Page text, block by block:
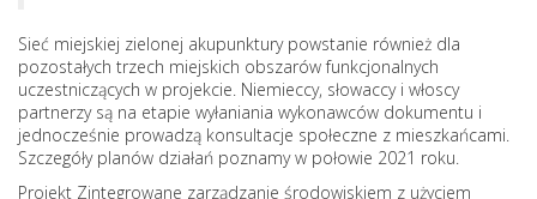
Sieć miejskiej zielonej akupunktury powstanie również dla
pozostałych trzech miejskich obszarów funkcjonalnych
uczestniczących w projekcie. Niemieccy, słowaccy i włoscy
partnerzy są na etapie wyłaniania wykonawców dokumentu i
jednocześnie prowadzą konsultacje społeczne z mieszkańcami.
Szczegóły planów działań poznamy w połowie 2021 roku.
Projekt Zintegrowane zarządzanie środowiskiem z użyciem